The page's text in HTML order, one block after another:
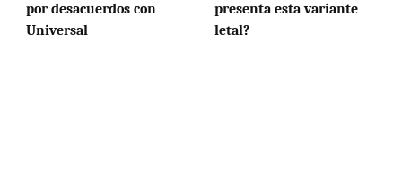
por desacuerdos con
Universal
presenta esta variante
letal?